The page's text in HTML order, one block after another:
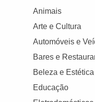
Animais
Arte e Cultura
Automóveis e
Bares e
Beleza e Estética
Educação